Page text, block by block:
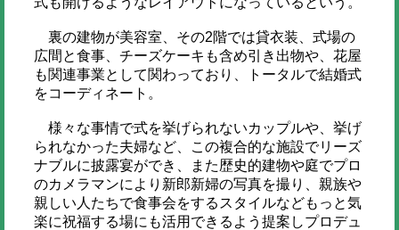
裏の建物が美容室、その2階では貸衣装、式場の
広間と食事、チーズケーキも含め引き出物や、花屋
も関連事業として関わっており、トータルで結婚式
をコーディネート。
様々な事情で式を挙げられないカップルや、挙げ
られなかった夫婦など、この複合的な施設でリーズ
ナブルに披露宴ができ、また歴史的建物や庭でプロ
のカメラマンにより新郎新婦の写真を撮り、親族や
親しい人たちで食事会をするスタイルなどもっと気
楽に祝福する場にも活用できるよう提案しプロデュ